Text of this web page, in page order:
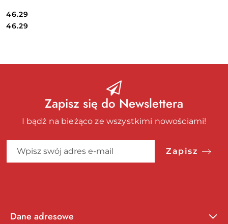
Cena:
46.29
Cena:
46.29
Zapisz się do Newslettera
I bądź na bieżąco ze wszystkimi nowościami!
Zapisz
Dane adresowe